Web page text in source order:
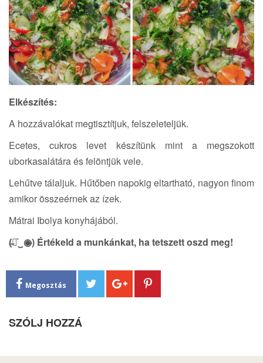
Elkészítés:
A hozzávalókat megtisztítjuk, felszeleteljük.
Ecetes, cukros levet készítünk mint a megszokott
uborkasalátára és felöntjük vele.
Lehűtve tálaljuk. Hűtőben napokig eltartható, nagyon finom
amikor összeérnek az ízek.
Mátrai Ibolya konyhájából.
(̶◉͛‿◉̶) Értékeld a munkánkat, ha tetszett oszd meg!
Megosztás
SZÓLJ HOZZÁ